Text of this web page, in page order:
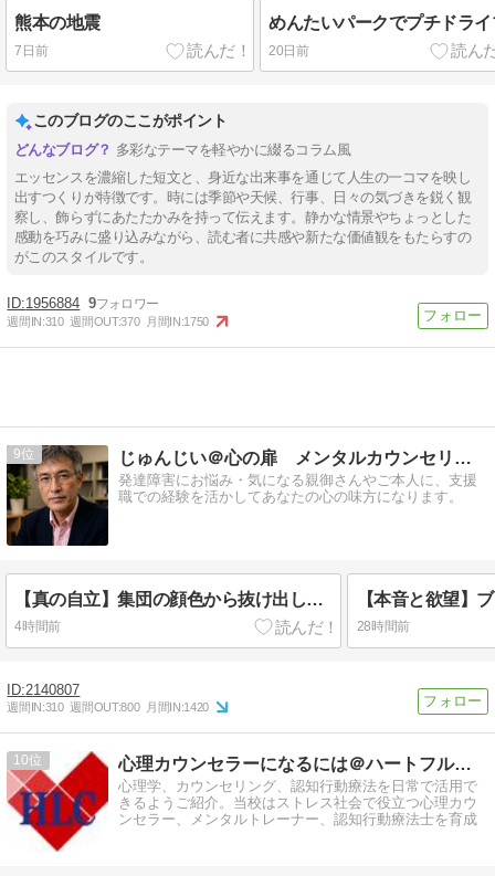
熊本の地震
7日前
めんたいパークでプチドライ
20日前
このブログのここがポイント
多彩なテーマを軽やかに綴るコラム風
エッセンスを濃縮した短文と、身近な出来事を通じて人生の一コマを映し
出すつくりが特徴です。時には季節や天候、行事、日々の気づきを鋭く観
察し、飾らずにあたたかみを持って伝えます。静かな情景やちょっとした
感動を巧みに盛り込みながら、読む者に共感や新たな価値観をもたらすの
がこのスタイルです。
1956884 9
週間IN:310 週間OUT:370 月間IN:1750
9 じゅんじい＠心の扉 メンタルカウンセリング横浜
発達障害にお悩み・気になる親御さんやご本人に、支援
職での経験を活かしてあなたの心の味方になります。
【真の自立】集団の顔色から抜け出し、あなたの人生のハンドルを握る
4時間前 28時間前
2140807
週間IN:310 週間OUT:800 月間IN:1420
10 心理カウンセラーになるには＠ハートフルライフカウンセラー学院
心理学、カウンセリング、認知行動療法を日常で活用で
きるようご紹介。当校はストレス社会で役立つ心理カウ
ンセラー、メンタルトレーナー、認知行動療法士を育成